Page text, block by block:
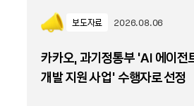
보도자료 2026.08.06
카카오, 과기정통부 ‘AI 에이전
개발 지원 사업’ 수행자로 선정